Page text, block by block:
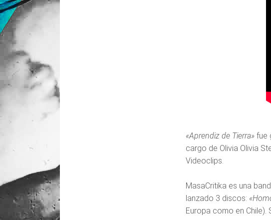
«Aprendiz de Tierra»fue
cargo de Olivia Olivia
Videoclips.
MasaCritika es una
lanzado 3 discos:
Europa como en